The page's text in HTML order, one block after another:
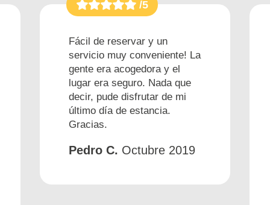
/5
Fácil de reservar y un
servicio muy conveniente! La
gente era acogedora y el
lugar era seguro. Nada que
decir, pude disfrutar de mi
último día de estancia.
Gracias.
Pedro C. Octubre 2019